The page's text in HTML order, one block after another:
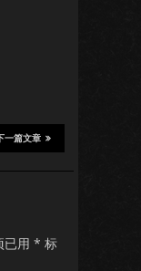
一篇文章
已用 * 标